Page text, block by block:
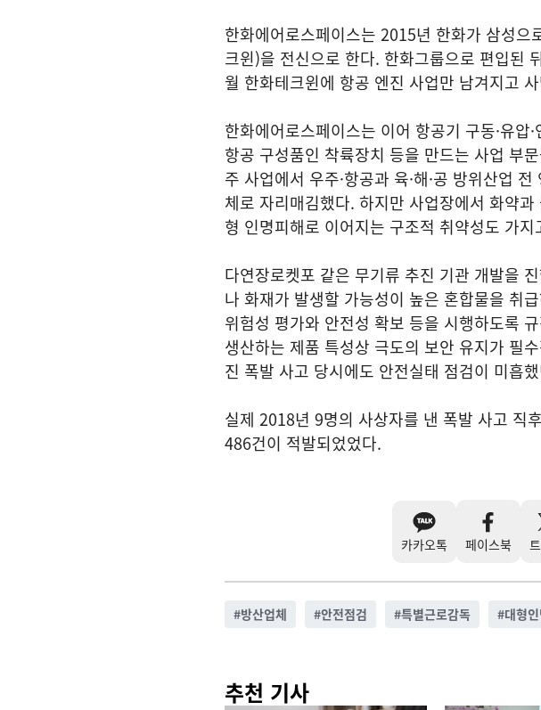
한화에어로스페이스는 2015년 한화가 삼성
크윈)을 전신으로 한다. 한화그룹으로 편입된
월 한화테크윈에 항공 엔진 사업만 남겨지고
한화에어로스페이스는 이어 항공기 구동·유
항공 구성품인 착륙장치 등을 만드는 사업 부
주 사업에서 우주·항공과 육·해·공 방위산업
체로 자리매김했다. 하지만 사업장에서 화약
형 인명피해로 이어지는 구조적 취약성도 가지
다연장로켓포 같은 무기류 추진 기관 개발을
나 화재가 발생할 가능성이 높은 혼합물을 취
위험성 평가와 안전성 확보 등을 시행하도록
생산하는 제품 특성상 극도의 보안 유지가 필
진 폭발 사고 당시에도 안전실태 점검이 미흡
실제 2018년 9명의 사상자를 낸 폭발 사고 직
486건이 적발되었었다.
카카오톡 페이스북
#방산업체 #안전점검 #특별근로감독 #대형
추천 기사